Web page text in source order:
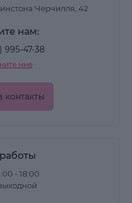
Черчилля, 42
нам:
995-47-38
мне
контакты
- 18:00